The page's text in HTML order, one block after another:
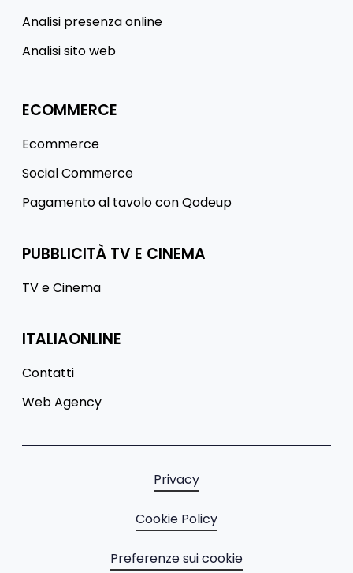
Analisi presenza online
Analisi sito web
ECOMMERCE
Ecommerce
Social Commerce
Pagamento al tavolo con Qodeup
PUBBLICITÀ TV E CINEMA
TV e Cinema
ITALIAONLINE
Contatti
Web Agency
Privacy
Cookie Policy
Preferenze sui cookie